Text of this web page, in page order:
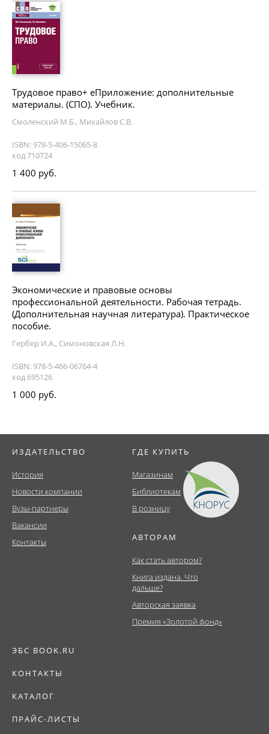
Трудовое право+ еПриложение: дополнительные
материалы. (СПО). Учебник.
Смоленский М.Б., Михайлов С.В.
ISBN: 978-5-406-15065-8
код 710724
1 400 руб.
Экономические и правовые основы
профессиональной деятельности. Рабочая тетрадь.
(Дополнительная научная литература). Практическое
пособие.
Гербер И.А., Симоновская Л.Н.
ISBN: 978-5-466-06764-4
код 695126
1 000 руб.
ИЗДАТЕЛЬСТВО
История
Новости компании
Вузы-партнеры
Вакансии
Контакты
ГДЕ КУПИТЬ
Магазинам
Библиотекам
В розницу
АВТОРАМ
Как стать автором?
Книга издана. Что
дальше?
Авторская заявка
Премия «Золотой фонд»
ЭБС BOOK.RU
КОНТАКТЫ
КАТАЛОГ
ПРАЙС-ЛИСТЫ